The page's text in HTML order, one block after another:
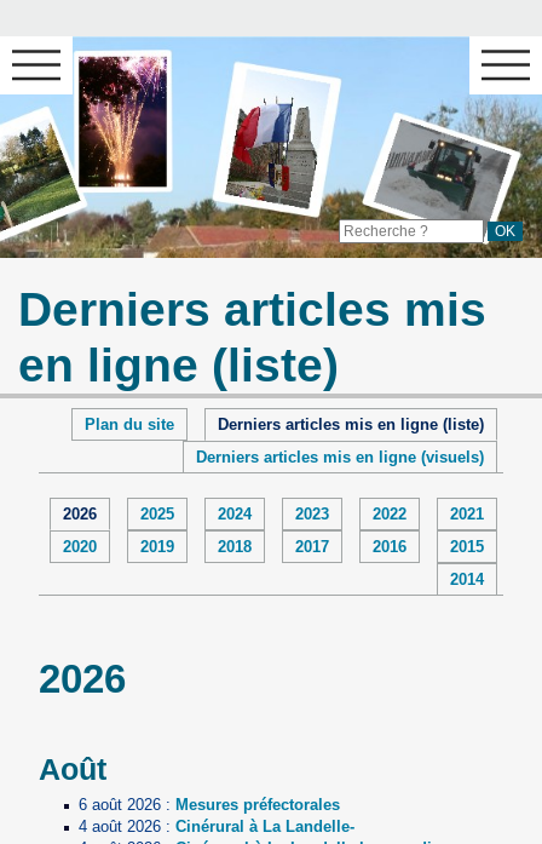
Derniers articles mis
en ligne (liste)
Plan du site
Derniers articles mis en ligne (liste)
Derniers articles mis en ligne (visuels)
2026 2025 2024 2023 2022
2021
2020
2019 2018 2017 2016
2015
2014
2026
Août
6 août 2026: Mesures préfectorales
4 août 2026: Cinérural à La Landelle-